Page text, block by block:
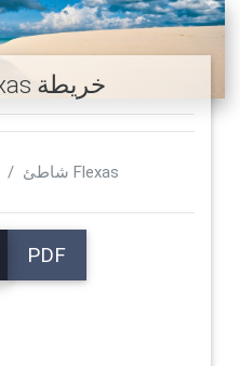
شاطئ Flexas خريطة
شاطئ Flexas
PDF